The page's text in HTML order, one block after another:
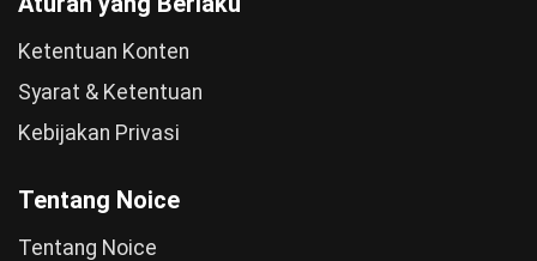
Ketentuan Konten
Syarat & Ketentuan
Kebijakan Privasi
Tentang Noice
Tentang Noice